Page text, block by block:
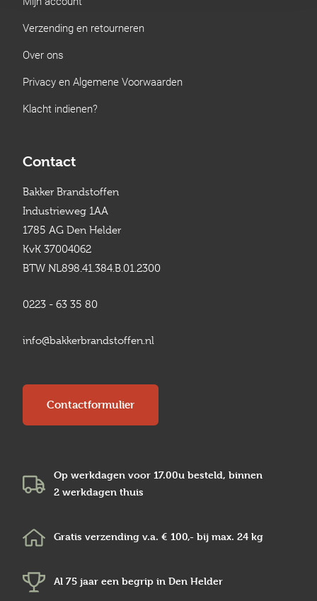
Verzending en retourneren
Over ons
Privacy en Algemene Voorwaarden
Klacht indienen?
Contact
Bakker Brandstoffen
Industrieweg 1AA
1785 AG Den Helder
KvK 37004062
BTW NL898.41.384.B.01.2300
0223 - 63 35 80
info@bakkerbrandstoffen.nl
Contactformulier
Op werkdagen voor 17.00u besteld, binnen
2 werkdagen thuis
Gratis verzending v.a. € 100,- bij max. 24 kg
Al 75 jaar een begrip in Den Helder